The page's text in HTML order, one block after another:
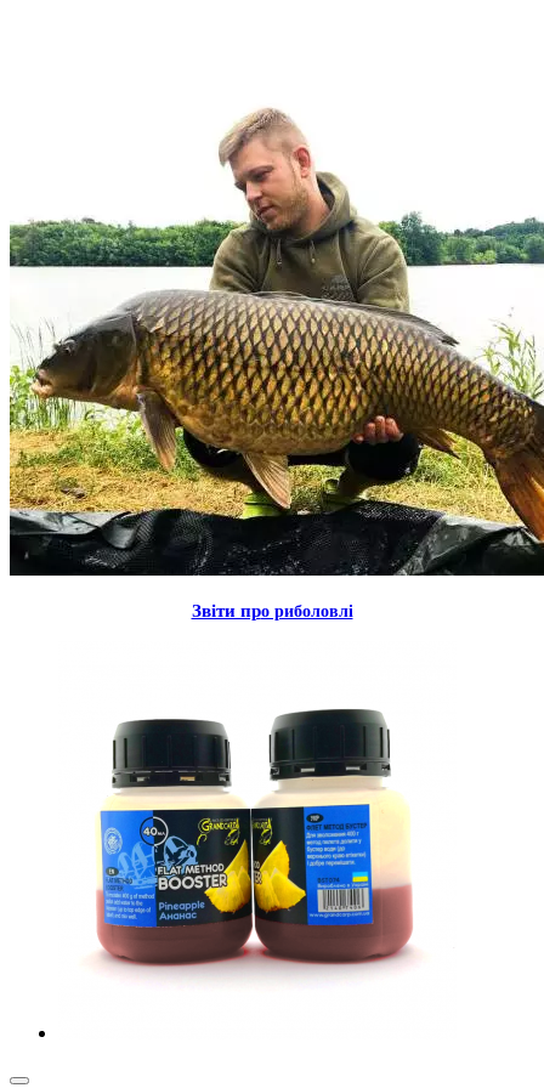
Звiти про риболовлi